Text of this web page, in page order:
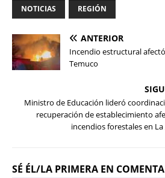
NOTICIAS REGIÓN
ANTERIOR
Incendio estructural
Temuco
Ministro de Educación lideró
recuperación de establecimiento
incendios forestales en
SÉ ÉL/LA PRIMERA EN